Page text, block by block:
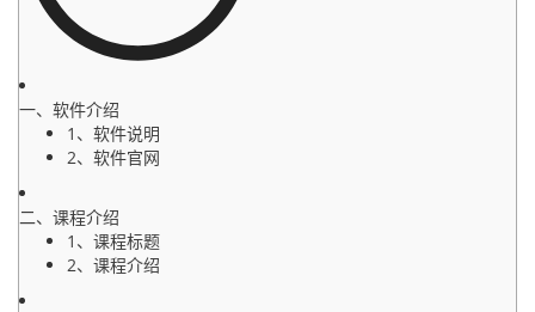
一、软件介绍
1、软件说明
2、软件官网
二、课程介绍
1、课程标题
2、课程介绍